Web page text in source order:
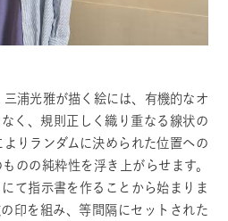
浦光雅が描く絵には、有機的なオ
く、規則正しく織り重なる線状の
りランダムに決められた位置への
のの純粋性を浮き上がらせます。
て指⽰書を作ることから始まりま
印を組み、等間隔にセットされた